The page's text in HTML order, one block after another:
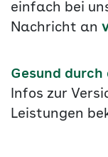
einfach bei
Nachricht an
Gesund
Infos zur
Leistungen